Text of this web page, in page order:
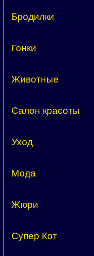
Бродилки
Гонки
Животные
Салон красоты
Уход
Мода
Жюри
Супер Кот